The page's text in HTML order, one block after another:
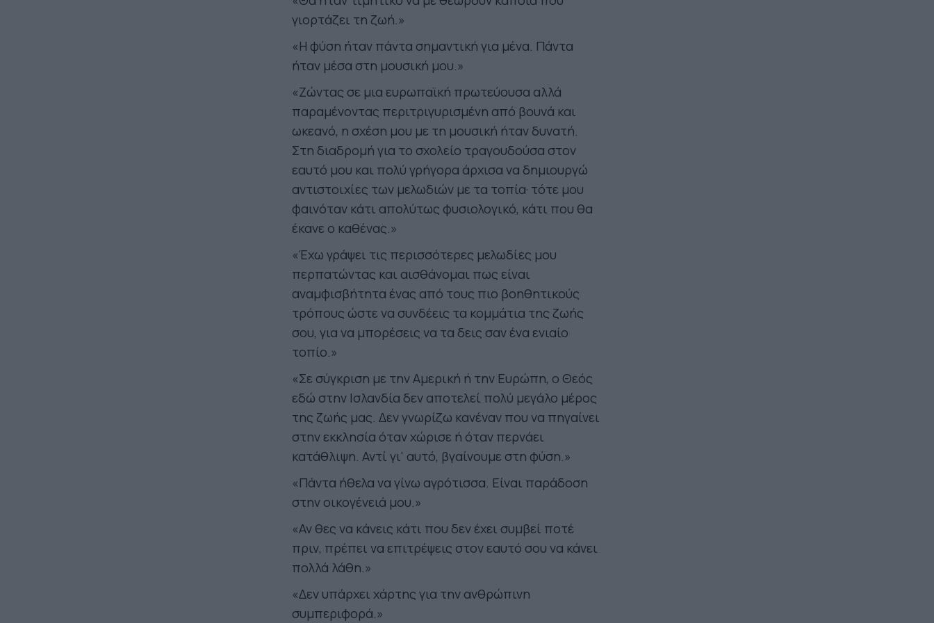
γιορτάζει τη ζωή.»
«Η φύση ήταν πάντα σημαντική για μένα. Πάντα
ήταν μέσα στη μουσική μου.»
«Ζώντας σε μια ευρωπαϊκή πρωτεύουσα αλλά
παραμένοντας περιτριγυρισμένη από βουνά και
ωκεανό, η σχέση μου με τη μουσική ήταν δυνατή.
Στη διαδρομή για το σχολείο τραγουδούσα στον
εαυτό μου και πολύ γρήγορα άρχισα να δημιουργώ
αντιστοιχίες των μελωδιών με τα τοπία· τότε μου
φαινόταν κάτι απολύτως φυσιολογικό, κάτι που θα
έκανε ο καθένας.»
«Έχω γράψει τις περισσότερες μελωδίες μου
περπατώντας και αισθάνομαι πως είναι
αναμφισβήτητα ένας από τους πιο βοηθητικούς
τρόπους ώστε να συνδέεις τα κομμάτια της ζωής
σου, για να μπορέσεις να τα δεις σαν ένα ενιαίο
τοπίο.»
«Σε σύγκριση με την Αμερική ή την Ευρώπη, ο Θεός
εδώ στην Ισλανδία δεν αποτελεί πολύ μεγάλο μέρος
της ζωής μας. Δεν γνωρίζω κανέναν που να πηγαίνει
στην εκκλησία όταν χώρισε ή όταν περνάει
κατάθλιψη. Αντί γι' αυτό, βγαίνουμε στη φύση.»
«Πάντα ήθελα να γίνω αγρότισσα. Είναι παράδοση
στην οικογένειά μου.»
«Αν θες να κάνεις κάτι που δεν έχει συμβεί ποτέ
πριν, πρέπει να επιτρέψεις στον εαυτό σου να κάνει
πολλά λάθη.»
«Δεν υπάρχει χάρτης για την ανθρώπινη
συμπεριφορά.»